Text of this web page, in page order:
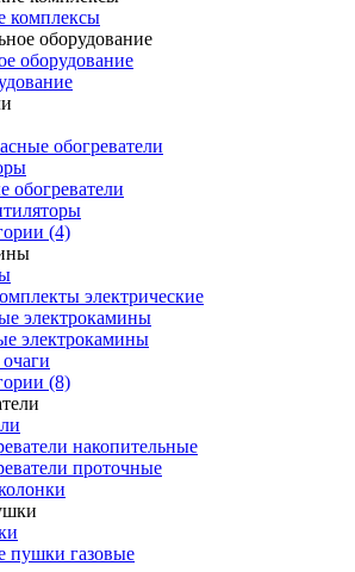
комплексы
оборудование
обогреватели
обогреватели
(4)
электрические
электрокамины
электрокамины
(8)
накопительные
проточные
пушки газовые